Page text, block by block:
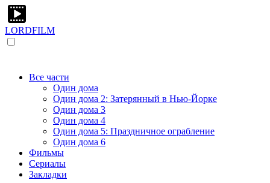
LORDFILM
Все части
Один дома
Один дома 2: Затерянный в Нью-Йорке
Один дома 3
Один дома 4
Один дома 5: Праздничное ограбление
Один дома 6
Фильмы
Сериалы
Закладки